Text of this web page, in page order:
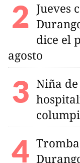
Jueves
dice el
agosto
Niña